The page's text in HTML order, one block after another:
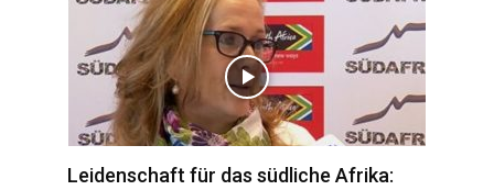
Leidenschaft für das südliche Afrika: